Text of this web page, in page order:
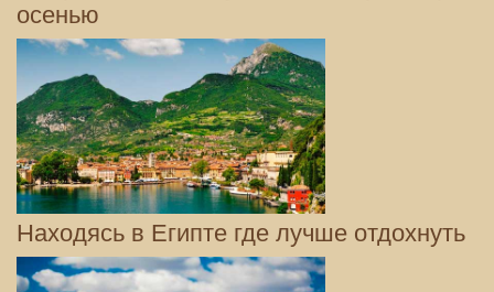
осенью
Находясь в Египте где лучше отдохнуть